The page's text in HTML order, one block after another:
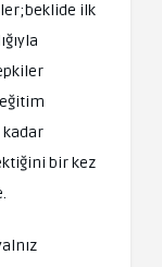
ilk
kadar
bir kez